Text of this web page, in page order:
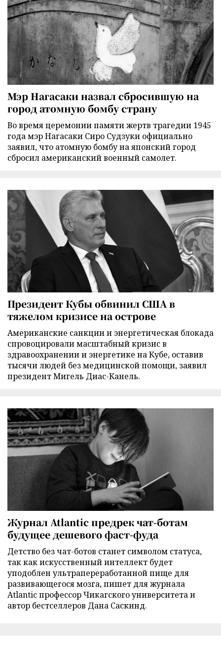
Мэр Нагасаки назвал сбросившую на
город атомную бомбу страну
Во время церемонии памяти жертв трагедии 1945
года мэр Нагасаки Сиро Судзуки официально
заявил, что атомную бомбу на японский город
сбросил американский военный самолет.
Президент Кубы обвинил США в
тяжелом кризисе на острове
Американские санкции и энергетическая блокада
спровоцировали масштабный кризис в
здравоохранении и энергетике на Кубе, оставив
тысячи людей без медицинской помощи, заявил
президент Мигель Диас-Канель.
Журнал Atlantic предрек чат-ботам
будущее дешевого фаст-фуда
Детство без чат-ботов станет символом статуса,
так как искусственный интеллект будет
уподоблен ультрапереработанной пище для
развивающегося мозга, пишет для журнала
Atlantic профессор Чикагского университета и
автор бестселлеров Дана Саскинд.